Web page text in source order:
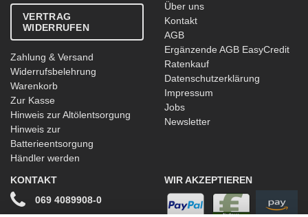
VERTRAG
WIDERRUFEN
Zahlung & Versand
Widerrufsbelehrung
Warenkorb
Zur Kasse
Hinweis zur Altölentsorgung
Hinweis zur
Batterieentsorgung
Händler werden
Über uns
Kontakt
AGB
Ergänzende AGB EasyCredit
Ratenkauf
Datenschutzerklärung
Impressum
Jobs
Newsletter
KONTAKT
069 4089908-0
WIR AKZEPTIEREN